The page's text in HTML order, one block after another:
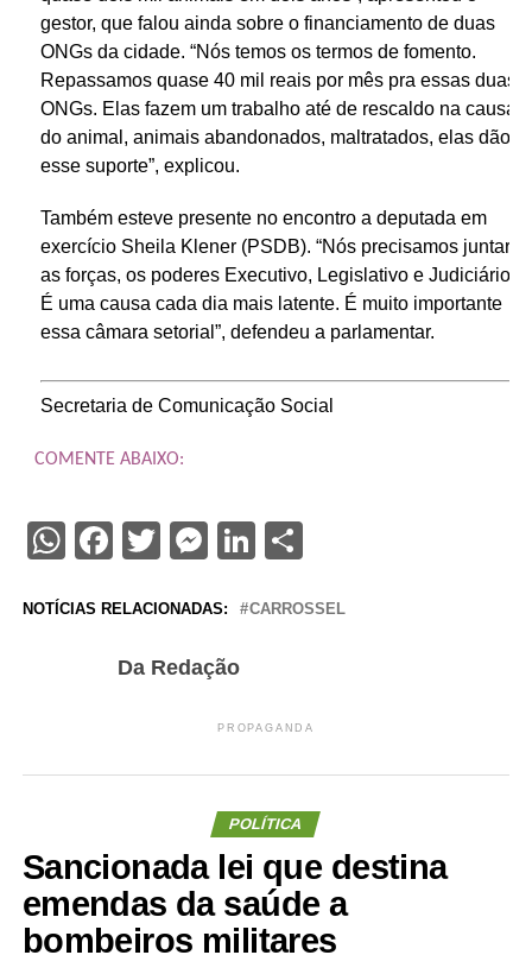
gestor, que falou ainda sobre o financiamento de duas
ONGs da cidade. “Nós temos os termos de fomento.
Repassamos quase 40 mil reais por mês pra essas duas
ONGs. Elas fazem um trabalho até de rescaldo na causa
do animal, animais abandonados, maltratados, elas dão
esse suporte”, explicou.
Também esteve presente no encontro a deputada em
exercício Sheila Klener (PSDB). “Nós precisamos juntar
as forças, os poderes Executivo, Legislativo e Judiciário.
É uma causa cada dia mais latente. É muito importante
essa câmara setorial”, defendeu a parlamentar.
Secretaria de Comunicação Social
COMENTE ABAIXO:
WhatsApp
Facebook
Twitter
Messenger
LinkedIn
Share
NOTÍCIAS RELACIONADAS: CARROSSEL
Da Redação
PROPAGANDA
POLÍTICA
Sancionada lei que destina
emendas da saúde a
bombeiros militares